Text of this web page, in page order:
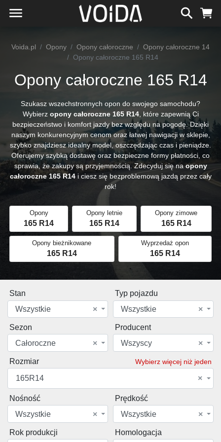
Voida.pl Opony Opony całoroczne
Opony całoroczne 14
Opony całoroczne 165 R14
Opony całoroczne 165 R14
Szukasz wszechstronnych opon do swojego samochodu?
Wybierz opony całoroczne 165 R14, które zapewnią Ci
bezpieczeństwo i komfort jazdy bez względu na pogodę. Dzięki
naszym konkurencyjnym cenom oraz łatwej nawigacji w sklepie,
szybko znajdziesz idealny model, oszczędzając czas i pieniądze.
Oferujemy szybką dostawę oraz bezpieczne formy płatności, co
sprawia, że zakupy są przyjemnością. Zdecyduj się naopony
całoroczne 165 R14i ciesz się bezproblemową jazdą przez cały
rok!
Opony
165 R14
Opony letnie
165 R14
Opony zimowe
165 R14
Opony bieżnikowane
165 R14
Wyprzedaż opon
165 R14
Stan
×
Wszystkie
Typ pojazdu
×
Wszystkie
Sezon
×
Całoroczne
Producent
×
Wszyscy
Rozmiar Wybierz więcej niż jeden
×
165R14
Nośność
×
Wszystkie
Prędkość
×
Wszystkie
Rok produkcji Homologacja